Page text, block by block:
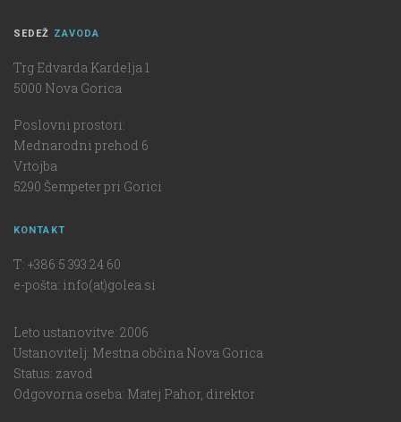
SEDEŽ ZAVODA
Trg Edvarda Kardelja 1
5000 Nova Gorica
Poslovni prostori:
Mednarodni prehod 6
Vrtojba
5290 Šempeter pri Gorici
KONTAKT
T: +386 5 393 24 60
e-pošta: info(at)golea.si
Leto ustanovitve: 2006
Ustanovitelj: Mestna občina Nova Gorica
Status: zavod
Odgovorna oseba: Matej Pahor, direktor